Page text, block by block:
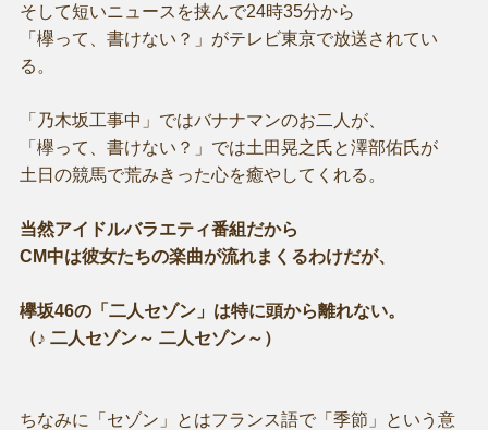
そして短いニュースを挟んで24時35分から
「欅って、書けない？」がテレビ東京で放送されてい
る。
「乃木坂工事中」ではバナナマンのお二人が、
「欅って、書けない？」では土田晃之氏と澤部佑氏が
土日の競馬で荒みきった心を癒やしてくれる。
当然アイドルバラエティ番組だから
CM中は彼女たちの楽曲が流れまくるわけだが、
欅坂46の「二人セゾン」は特に頭から離れない。
（♪ 二人セゾン～ 二人セゾン～）
ちなみに「セゾン」とはフランス語で「季節」という意